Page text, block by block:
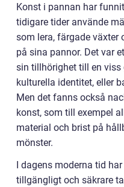
Konst i pannan har
tidigare tider använde
som lera, färgade växter
på sina pannor. Det var
sin tillhörighet till en viss
kulturella identitet, eller
Men det fanns också
konst, som till exempel
material och brist på
mönster.
I dagens moderna tid
tillgängligt och säkrare